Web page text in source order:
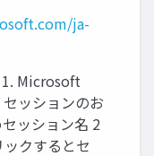
ja-
Microsoft
ッションのお
ッション名 2
クするとセ